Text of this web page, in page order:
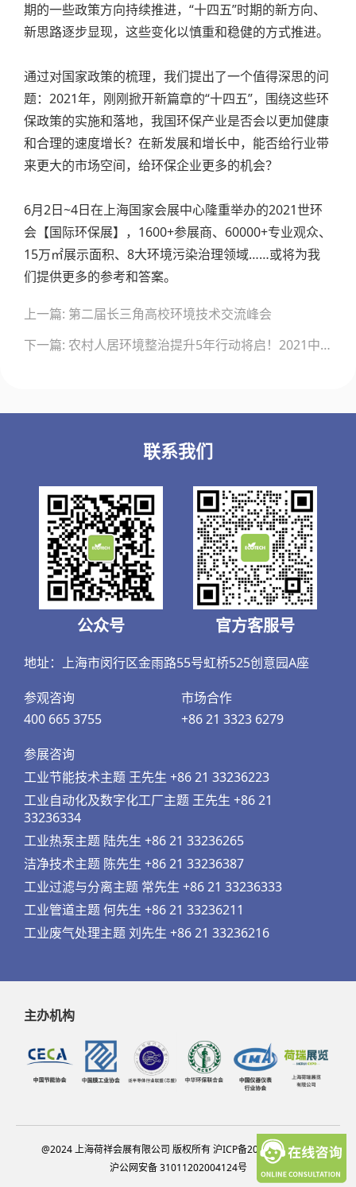
期的一些政策方向持续推进，“十四五”时期的新方向、
新思路逐步显现，这些变化以慎重和稳健的方式推进。
通过对国家政策的梳理，我们提出了一个值得深思的问
题：2021年，刚刚掀开新篇章的“十四五”，围绕这些环
保政策的实施和落地，我国环保产业是否会以更加健康
和合理的速度增长？在新发展和增长中，能否给行业带
来更大的市场空间，给环保企业更多的机会？
6月2日~4日在上海国家会展中心隆重举办的2021世环
会【国际环保展】，1600+参展商、60000+专业观众、
15万㎡展示面积、8大环境污染治理领域……或将为我
们提供更多的参考和答案。
章
航
上一篇: 第二届长三角高校环境技术交流峰会
下一篇: 农村人居环境整治提升5年行动将启！2021中央一号文件正式发布
联系我们
公众号 官方客服号
地址：上海市闵行区金雨路55号虹桥525创意园A座
参观咨询
400 665 3755
市场合作
+86 21 3323 6279
参展咨询
工业节能技术主题 王先生 +86 21 33236223
工业自动化及数字化工厂主题 王先生 +86 21
33236334
工业热泵主题 陆先生 +86 21 33236265
洁净技术主题 陈先生 +86 21 33236387
工业过滤与分离主题 常先生 +86 21 33236333
工业管道主题 何先生 +86 21 33236211
工业废气处理主题 刘先生 +86 21 33236216
主办机构
@2024 上海荷祥会展有限公司 版权所有 沪ICP备20012314号-13
沪公网安备 31011202004124号